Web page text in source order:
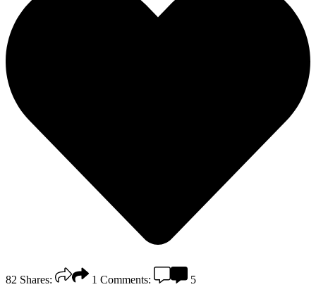
82 Shares: 1 Comments: 5